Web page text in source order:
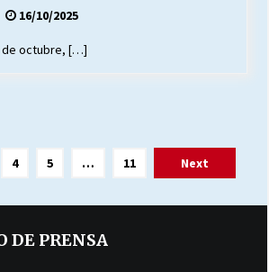
16/10/2025
de octubre, […]
4 5 … 11 Next
DE PRENSA